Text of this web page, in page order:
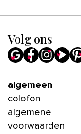
Volg ons
algemeen
colofon
algemene
voorwaarden